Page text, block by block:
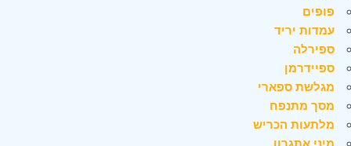
פופים
עמדות יריד
ספירלה
ספיידרמן
מגלשת ספארי
מסך מתנפח
מלתעות הכריש
מיני אתגרון